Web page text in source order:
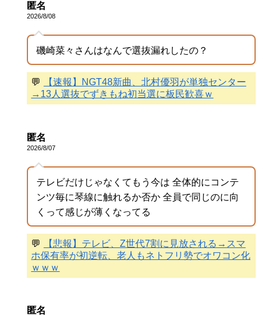
匿名
2026/8/08
磯崎菜々さんはなんで選抜漏れしたの？
💬
【速報】NGT48新曲、北村優羽が単独センター
→13人選抜でずきもね初当選に板民歓喜ｗ
匿名
2026/8/07
テレビだけじゃなくてもう今は 全体的にコンテ
ンツ毎に琴線に触れるか否か 全員で同じのに向
くって感じが薄くなってる
💬
【悲報】テレビ、Z世代7割に見放される→スマ
ホ保有率が初逆転、老人もネトフリ勢でオワコン化
ｗｗｗ
匿名